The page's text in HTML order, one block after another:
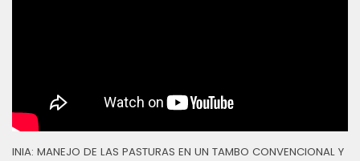
INIA: MANEJO DE LAS PASTURAS EN UN TAMBO CONVENCIONAL Y